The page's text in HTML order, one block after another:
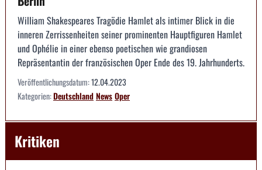
William Shakespeares Tragödie Hamlet als intimer Blick in die
inneren Zerrissenheiten seiner prominenten Hauptfiguren Hamlet
und Ophélie in einer ebenso poetischen wie grandiosen
Repräsentantin der französischen Oper Ende des 19. Jahrhunderts.
Veröffentlichungsdatum:12.04.2023
Kategorien:DeutschlandNewsOper
Kritiken